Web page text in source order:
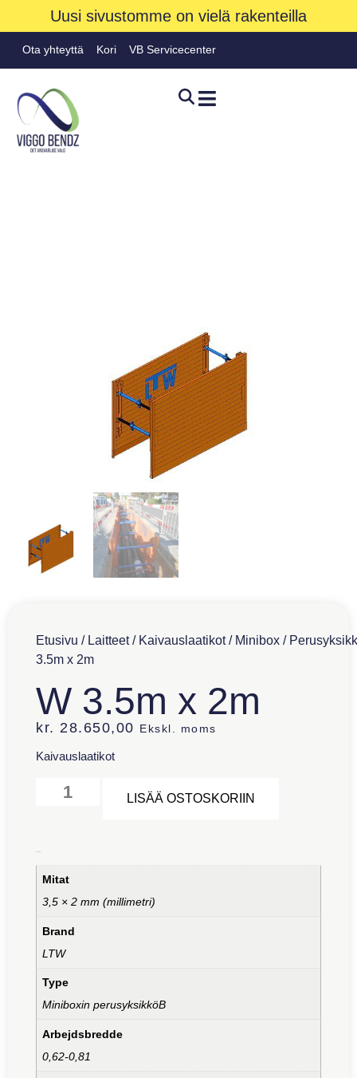
Uusi sivustomme on vielä rakenteilla
Ota yhteyttä Kori VB Servicecenter
Etusivu / Laitteet/ Kaivauslaatikot/ Minibox /
3.5m x 2m
W 3.5m x 2m
kr. 28.650,00 Ekskl. moms
Kaivauslaatikot
LISÄÄ OSTOSKORIIN
Mitat
3,5 × 2 mm (millimetri)
Brand
LTW
Type
Miniboxin perusyksikköB
Arbejdsbredde
0,62-0,81